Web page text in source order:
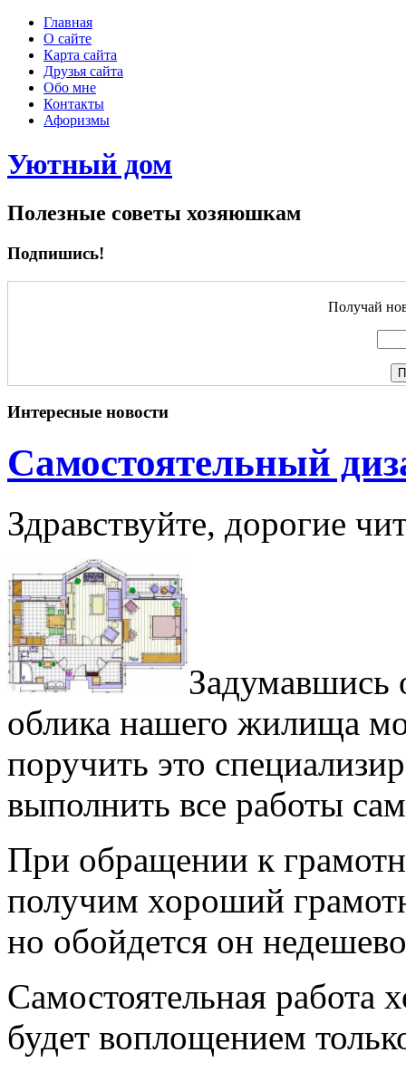
Главная
О сайте
Карта сайта
Друзья сайта
Обо мне
Контакты
Афоризмы
Уютный дом
Полезные советы хозяюшкам
Подпишись!
Получай
Интересные новости
Самостоятельный
Здравствуйте, дорогие
Задумавшись
облика нашего жилища
поручить это
выполнить все работы
При обращении к
получим хороший
но обойдется он
Самостоятельная работа
будет воплощением